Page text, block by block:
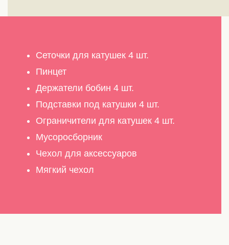
Сеточки для катушек 4 шт.
Пинцет
Держатели бобин 4 шт.
Подставки под катушки 4 шт.
Ограничители для катушек 4 шт.
Мусоросборник
Чехол для аксессуаров
Мягкий чехол